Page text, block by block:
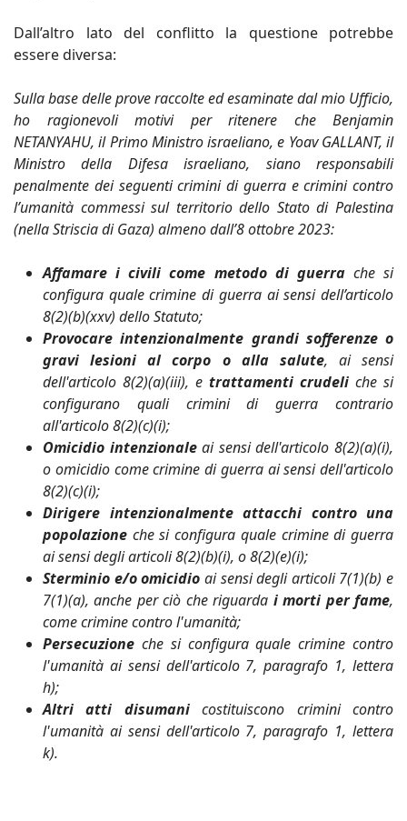
Dall’altro lato del conflitto la questione potrebbe
essere diversa:
Sulla base delle prove raccolte ed esaminate dal mio Ufficio,
ho ragionevoli motivi per ritenere che Benjamin
NETANYAHU, il Primo Ministro israeliano, e Yoav GALLANT, il
Ministro della Difesa israeliano, siano responsabili
penalmente dei seguenti crimini di guerra e crimini contro
l’umanità commessi sul territorio dello Stato di Palestina
(nella Striscia di Gaza) almeno dall’8 ottobre 2023:
Affamare i civili come metodo di guerrache si
configura quale crimine di guerra ai sensi dell’articolo
8(2)(b)(xxv) dello Statuto;
Provocare intenzionalmente grandi sofferenze o
gravi lesioni al corpo o alla salute, ai sensi
dell'articolo 8(2)(a)(iii), e trattamenti crudeli che si
configurano quali crimini di guerra contrario
all'articolo 8(2)(c)(i);
Omicidio intenzionaleai sensi dell'articolo 8(2)(a)(i),
o omicidio come crimine di guerra ai sensi dell'articolo
8(2)(c)(i);
Dirigere intenzionalmente attacchi contro una
popolazione che si configura quale crimine di guerra
ai sensi degli articoli 8(2)(b)(i), o 8(2)(e)(i);
Sterminio e/o omicidio ai sensi degli articoli 7(1)(b) e
7(1)(a), anche per ciò che riguarda i morti per fame,
come crimine contro l'umanità;
Persecuzione che si configura quale crimine contro
l'umanità ai sensi dell'articolo 7, paragrafo 1, lettera
h);
Altri atti disumanicostituiscono crimini contro
l'umanità ai sensi dell'articolo 7, paragrafo 1, lettera
k).